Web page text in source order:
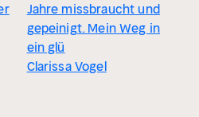
Jahre missbraucht und
gepeinigt. Mein Weg in
ein glü
Clarissa Vogel